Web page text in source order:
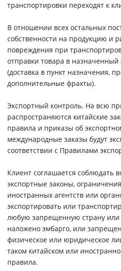
транспортировки переходят к
В отношении всех остальных
собственности на продукцию и
повреждения при
отправки товара в назначенный
(доставка в пункт назначения,
дополнительные фрахты).
Экспортный контроль. На всю
распространяются китайские
правила и приказы об
международные заказы будут
соответствии с Правилами
Клиент соглашается соблюдать
экспортные законы,
иностранных агентств или
экспортировать или
любую запрещенную страну или
наложено эмбарго, или
физическое или юридическое
таком китайском или
правила.